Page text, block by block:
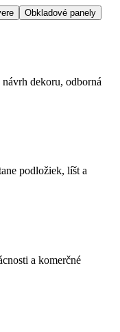
Obkladové panely
dekoru, odborná
podložiek, líšt a
a komerčné